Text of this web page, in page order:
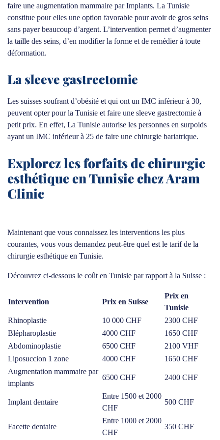
faire une augmentation mammaire par Implants. La Tunisie
constitue pour elles une option favorable pour avoir de gros seins
sans payer beaucoup d’argent. L’intervention permet d’augmenter
la taille des seins, d’en modifier la forme et de remédier à toute
déformation.
La sleeve gastrectomie
Les suisses soufrant d’obésité et qui ont un IMC inférieur à 30,
peuvent opter pour la Tunisie et faire une sleeve gastrectomie à
petit prix. En effet, La Tunisie autorise les personnes en surpoids
ayant un IMC inférieur à 25 de faire une chirurgie bariatrique.
Explorez les forfaits de chirurgie
esthétique en Tunisie chez Aram
Clinic
Maintenant que vous connaissez les interventions les plus
courantes, vous vous demandez peut-être quel est le tarif de la
chirurgie esthétique en Tunisie.
Découvrez ci-dessous le coût en Tunisie par rapport à la Suisse :
Intervention Prix en Suisse
Prix en
Tunisie
Rhinoplastie
10 000 CHF
2300 CHF
Blépharoplastie
4000 CHF
1650 CHF
Abdominoplastie
6500 CHF
2100 VHF
Liposuccion 1 zone
4000 CHF
1650 CHF
Augmentation mammaire par
implants
6500 CHF 2400 CHF
Implant dentaire
Entre 1500 et 2000
CHF
500 CHF
Facette dentaire
Entre 1000 et 2000
CHF
350 CHF